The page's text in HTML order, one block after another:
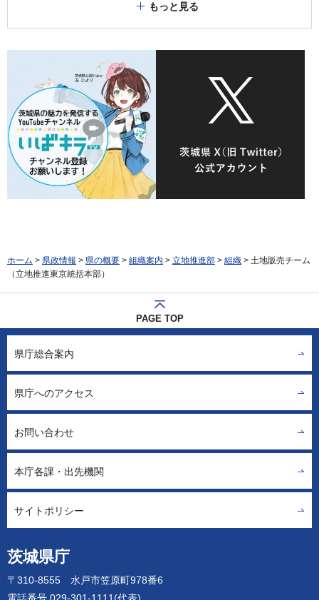
もっと見る
ホーム > 県政情報 > 県の概要 > 組織案内 > 立地推進部 > 組織 > 土地販売チーム
（立地推進東京統括本部）
PAGE TOP
茨城県庁
〒310-8555 水戸市笠原町978番6
県庁総合案内
県庁へのアクセス
お問い合わせ
本庁各課・出先機関
サイトポリシー